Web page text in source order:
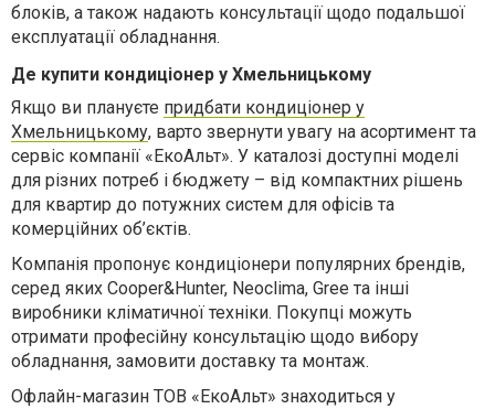
блоків, а також надають консультації щодо подальшої
експлуатації обладнання.
Де купити кондиціонер у Хмельницькому
Якщо ви плануєте придбати кондиціонер у
Хмельницькому, варто звернути увагу на асортимент та
сервіс компанії «ЕкоАльт». У каталозі доступні моделі
для різних потреб і бюджету – від компактних рішень
для квартир до потужних систем для офісів та
комерційних об’єктів.
Компанія пропонує кондиціонери популярних брендів,
серед яких Cooper&Hunter, Neoclima, Gree та інші
виробники кліматичної техніки. Покупці можуть
отримати професійну консультацію щодо вибору
обладнання, замовити доставку та монтаж.
Офлайн-магазин ТОВ «ЕкоАльт» знаходиться у